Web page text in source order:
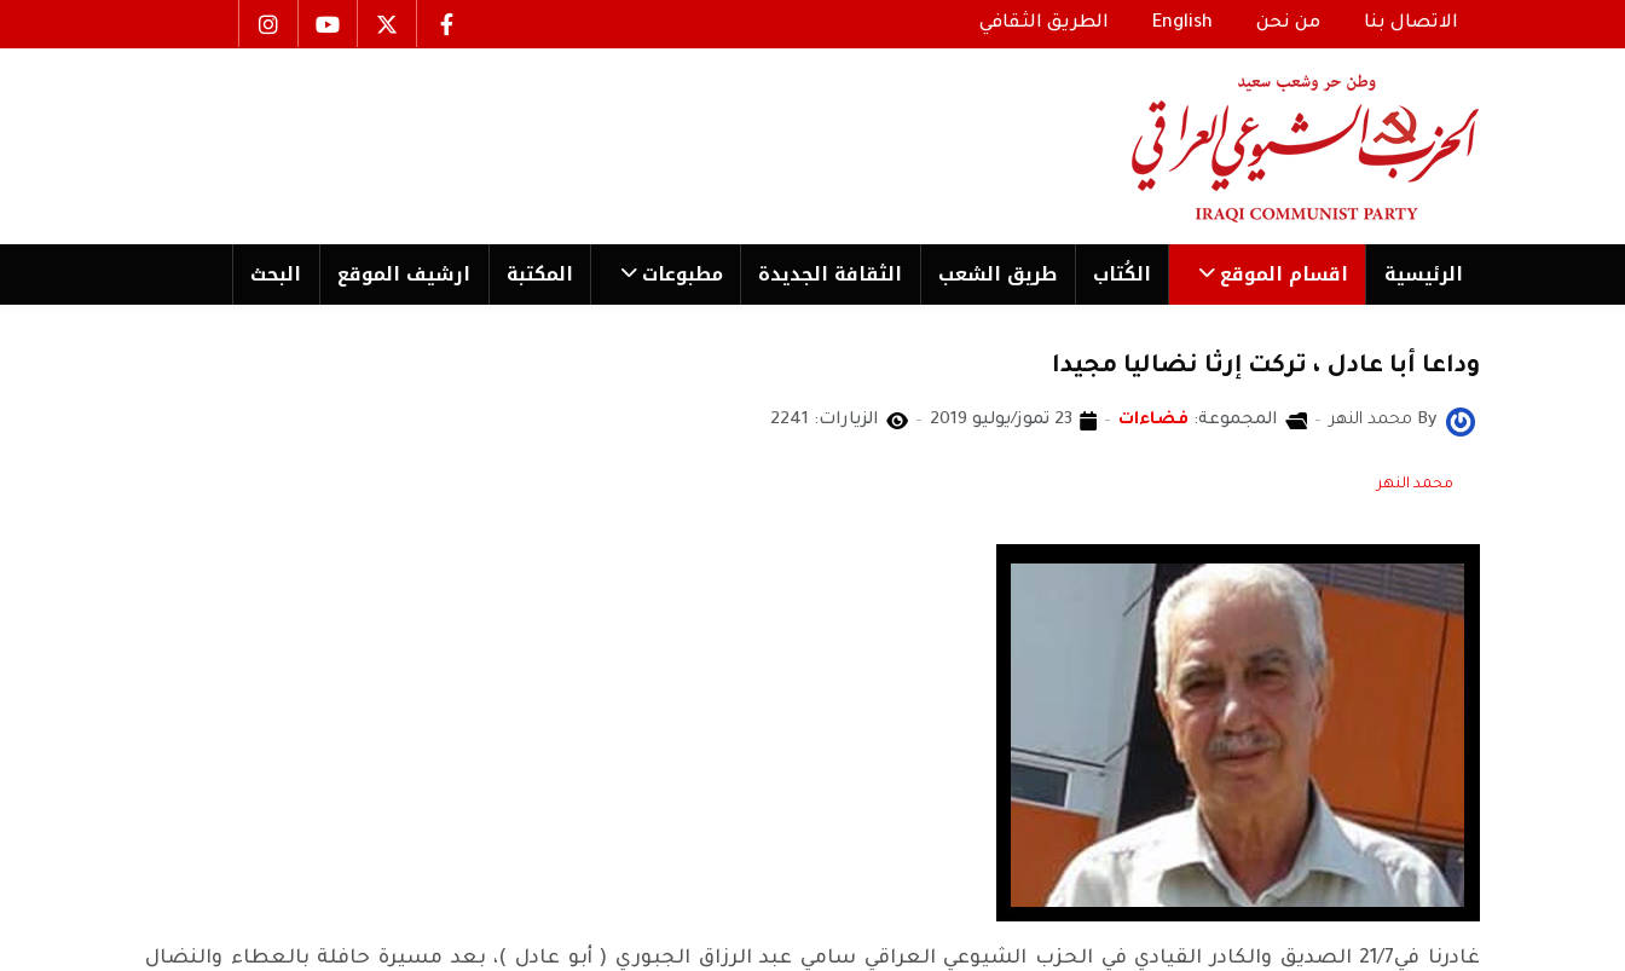
الاتصال بنا من نحن English الطريق الثقافي
الرئیسية اقسام الموقع الكُتاب طریق الشعب الثقافة الجدیدة مطبوعات المكتبة ارشیف الموقع البحث
وداعا أبا عادل ، تركت إرثا نضاليا مجيدا
By محمد النهر المجموعة: فضاءات 23 تموز/يوليو 2019 الزيارات: 2241
محمد النهر
غادرنا في21/7 الصديق والكادر القيادي في الحزب الشيوعي العراقي سامي عبد الرزاق الجبوري ( أبو عادل )، بعد مسيرة حافلة بالعطاء والنضال